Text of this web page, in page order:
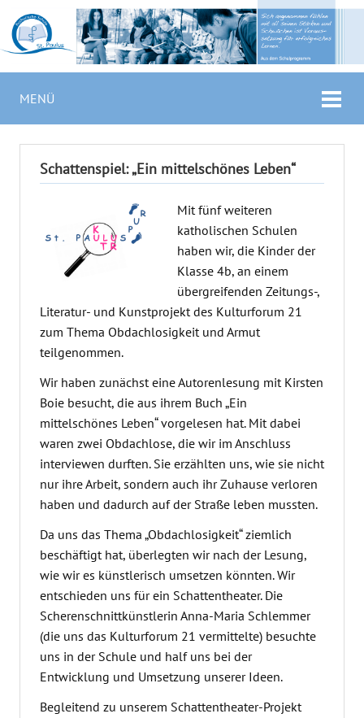
MENÜ
Schattenspiel: „Ein mittelschönes Leben“
Mit fünf weiteren
katholischen Schulen
haben wir, die Kinder der
Klasse 4b, an einem
übergreifenden Zeitungs-,
Literatur- und Kunstprojekt des Kulturforum 21
zum Thema Obdachlosigkeit und Armut
teilgenommen.
Wir haben zunächst eine Autorenlesung mit Kirsten
Boie besucht, die aus ihrem Buch „Ein
mittelschönes Leben“ vorgelesen hat. Mit dabei
waren zwei Obdachlose, die wir im Anschluss
interviewen durften. Sie erzählten uns, wie sie nicht
nur ihre Arbeit, sondern auch ihr Zuhause verloren
haben und dadurch auf der Straße leben mussten.
Da uns das Thema „Obdachlosigkeit“ ziemlich
beschäftigt hat, überlegten wir nach der Lesung,
wie wir es künstlerisch umsetzen könnten. Wir
entschieden uns für ein Schattentheater. Die
Scherenschnittkünstlerin Anna-Maria Schlemmer
(die uns das Kulturforum 21 vermittelte) besuchte
uns in der Schule und half uns bei der
Entwicklung und Umsetzung unserer Ideen.
Begleitend zu unserem Schattentheater-Projekt